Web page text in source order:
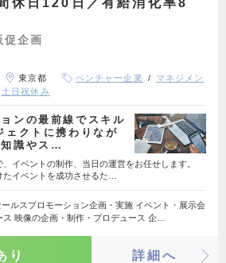
促企画
東京都 ベンチャー企業
マネジメン
土日祝休み
ンの最前線でスキル
ェクトに携わりなが
知識やス…
イベントの制作、当日の運営をお任せします。
イベントを成功させるた…
ルスプロモーション企画・実施 イベント・展示会
映像の企画・制作・プロデュース 企…
り 詳細へ